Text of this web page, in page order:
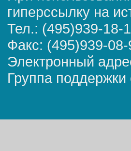
гиперссылку на
Тел.: (495)939-18-
Факс: (495)939-08-
Электронный
Группа